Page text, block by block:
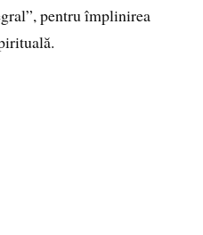
pentru împlinirea